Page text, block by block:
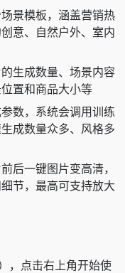
景模板，涵盖营销热
意、自然户外、室内
生成数量、场景内容
置和商品大小等
数，系统会调用训练
成数量众多、风格多
后一键图片变高清，
节，最高可支持放大
，点击右上角开始使